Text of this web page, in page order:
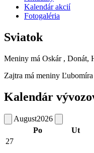
Kalendár akcií
Fotogaléria
Sviatok
Meniny má Oskár , Donát,
Zajtra má meniny Ľubomíra
Kalendár
August2026
Po
Ut
27